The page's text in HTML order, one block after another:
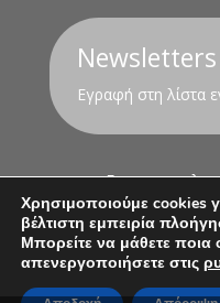
Newsletters
Εγραφή στη λίστα
Για τον
Όροι Χρήσης
Χρησιμοποιούμε cookies
βέλτιστη εμπειρία
Μπορείτε να μάθετε
απενεργοποιήσετε στις